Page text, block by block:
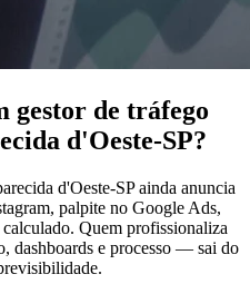
gestor de tráfego
d'Oeste-SP?
d'Oeste-SP ainda anuncia
palpite no Google Ads,
Quem profissionaliza
dashboards e processo — sai do